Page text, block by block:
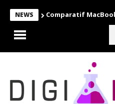
NEWS Comparatif